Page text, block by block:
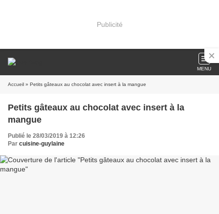
Publicité
MENU
Accueil » Petits gâteaux au chocolat avec insert à la mangue
Petits gâteaux au chocolat avec insert à la
mangue
Publié le 28/03/2019 à 12:26
Par cuisine-guylaine